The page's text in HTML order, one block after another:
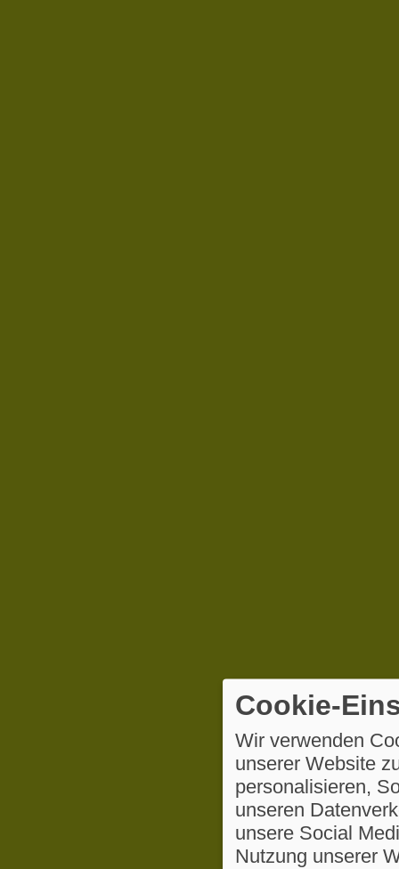
Cookie-
Wir verwenden
unserer Website
personalisieren,
unseren
unsere Social
Nutzung unserer